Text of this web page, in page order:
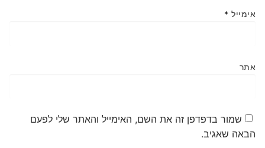
אימייל *
אתר
שמור בדפדפן זה את השם, האימייל והאתר שלי לפעם
הבאה שאגיב.